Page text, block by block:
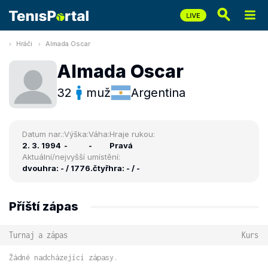
Hráči Almada Oscar
Almada Oscar
32 muž Argentina
Datum nar.:
2. 3. 1994
Výška:
-
Váha:
-
Hraje rukou:
Pravá
Aktuální/nejvyšší umístění:
dvouhra: - / 1776.čtyřhra: - / -
Příští zápas
Turnaj a zápas Kurs
Žádné nadcházející zápasy.